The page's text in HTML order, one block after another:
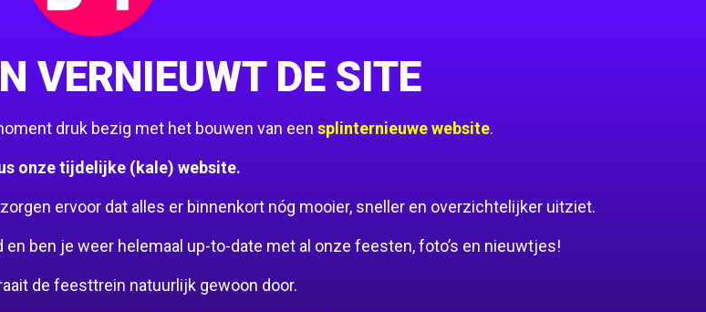
VERNIEUWT DE SITE
druk bezig met het bouwen van een splinternieuwe website.
onze tijdelijke (kale) website.
ervoor dat alles er binnenkort nóg mooier, sneller en overzichtelijker uitziet.
ben je weer helemaal up-to-date met al onze feesten, foto’s en nieuwtjes!
de feesttrein natuurlijk gewoon door.